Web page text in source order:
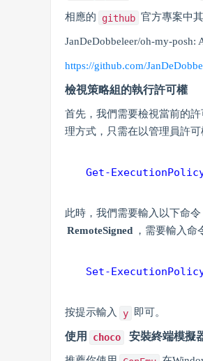
相應的 github 官方專案中
JanDeDobbeleer/oh-my-posh:
https://github.com/
檢視策略組的執行許可權
首先，我們需要檢視當前的
理方式，只需在以管理員許可
Get-
此時，我們需要輸入以下命
RemoteSigned ，需要輸入命
Set-
按提示輸入 y 即可。
使用 choco 安裝終端模擬